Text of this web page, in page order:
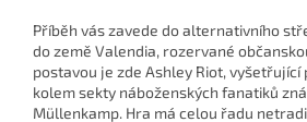
Příběh vás zavede do alternativního
do země Valendia, rozervané
postavou je zde Ashley Riot, vyšetřující
kolem sekty náboženských fanatiků
Müllenkamp. Hra má celou řadu